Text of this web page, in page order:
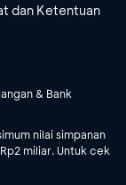
dan Ketentuan
& Bank
nilai simpanan
miliar. Untuk cek